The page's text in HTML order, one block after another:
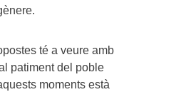
té a veure amb
patiment del poble
moments està